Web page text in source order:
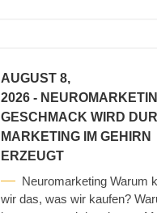
AUGUST 8,
2026 -
GESCHMACK WIRD
MARKETING IM GEHIRN
ERZEUGT
Neuromarketing Warum
wir das, was wir kaufen?